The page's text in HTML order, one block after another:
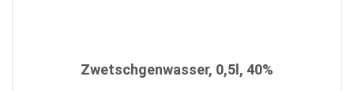
Zwetschgenwasser, 0,5l, 40%